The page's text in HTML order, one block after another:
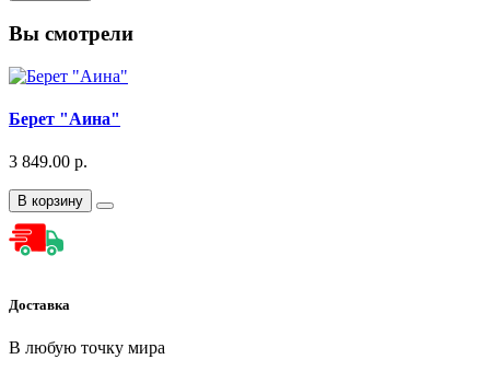
Вы смотрели
Берет "Аина"
3 849.00 р.
В корзину
Доставка
В любую точку мира